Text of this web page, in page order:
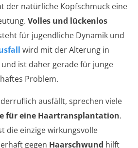
der natürliche Kopfschmuck eine
Volles und lückenlos
für jugendliche Dynamik und
wird mit der Alterung in
ist daher gerade für junge
Problem.
ausfällt, sprechen viele
für eine Haartransplantation.
die einzige wirkungsvolle
gegen Haarschwund hilft